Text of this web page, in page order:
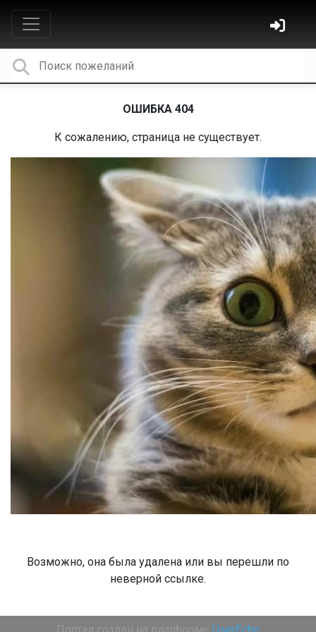
ОШИБКА 404
К сожалению, страница не существует.
Возможно, она была удалена или вы перешли по
неверной ссылке.